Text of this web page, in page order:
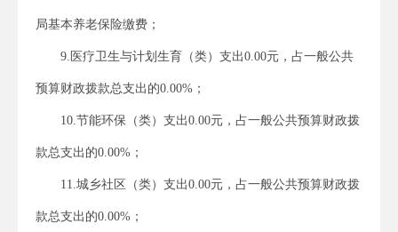
局基本养老保险缴费；
9.医疗卫生与计划生育（类）支出0.00元，占一般公共
预算财政拨款总支出的0.00%；
10.节能环保（类）支出0.00元，占一般公共预算财政拨
款总支出的0.00%；
11.城乡社区（类）支出0.00元，占一般公共预算财政拨
款总支出的0.00%；